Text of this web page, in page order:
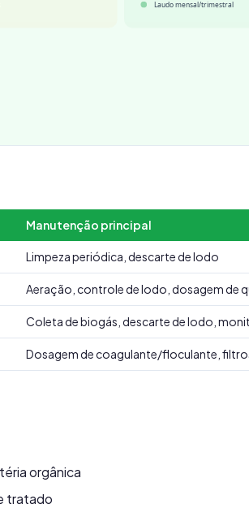
Manutenção principal
Limpeza periódica, descarte de lodo
Aeração, controle de lodo, dosagem de
Coleta de biogás, descarte de lodo,
Dosagem de coagulante/floculante,
orgânica
tratado